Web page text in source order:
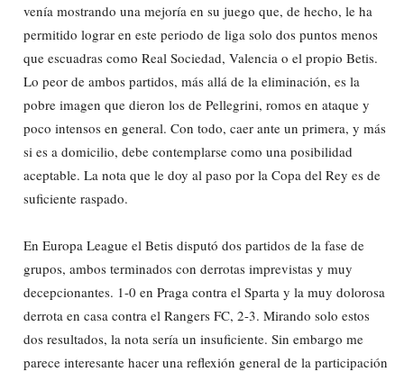
venía mostrando una mejoría en su juego que, de hecho, le ha
permitido lograr en este periodo de liga solo dos puntos menos
que escuadras como Real Sociedad, Valencia o el propio Betis.
Lo peor de ambos partidos, más allá de la eliminación, es la
pobre imagen que dieron los de Pellegrini, romos en ataque y
poco intensos en general. Con todo, caer ante un primera, y más
si es a domicilio, debe contemplarse como una posibilidad
aceptable. La nota que le doy al paso por la Copa del Rey es de
suficiente raspado.
En Europa League el Betis disputó dos partidos de la fase de
grupos, ambos terminados con derrotas imprevistas y muy
decepcionantes. 1-0 en Praga contra el Sparta y la muy dolorosa
derrota en casa contra el Rangers FC, 2-3. Mirando solo estos
dos resultados, la nota sería un insuficiente. Sin embargo me
parece interesante hacer una reflexión general de la participación